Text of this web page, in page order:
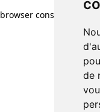
de
browser console for